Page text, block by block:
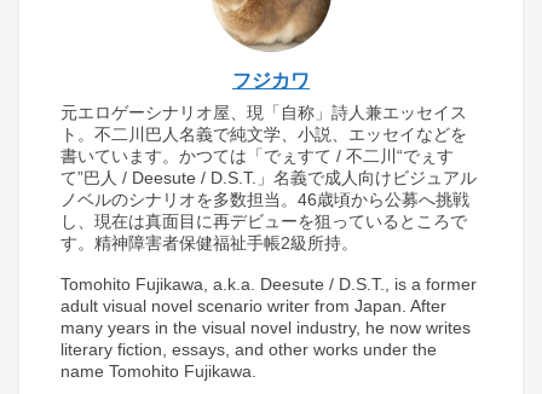
フジカワ
元エロゲーシナリオ屋、現「自称」詩人兼エッセイス
ト。不二川巴人名義で純文学、小説、エッセイなどを
書いています。かつては「でぇすて / 不二川“でぇす
て”巴人 / Deesute / D.S.T.」名義で成人向けビジュアル
ノベルのシナリオを多数担当。46歳頃から公募へ挑戦
し、現在は真面目に再デビューを狙っているところで
す。精神障害者保健福祉手帳2級所持。
Tomohito Fujikawa, a.k.a. Deesute / D.S.T., is a former
adult visual novel scenario writer from Japan. After
many years in the visual novel industry, he now writes
literary fiction, essays, and other works under the
name Tomohito Fujikawa.